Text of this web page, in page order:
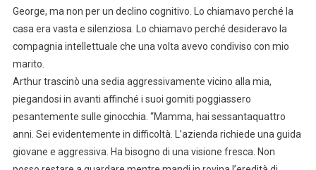
George, ma non per un declino cognitivo. Lo chiamavo perché la
casa era vasta e silenziosa. Lo chiamavo perché desideravo la
compagnia intellettuale che una volta avevo condiviso con mio
marito.
Arthur trascinò una sedia aggressivamente vicino alla mia,
piegandosi in avanti affinché i suoi gomiti poggiassero
pesantemente sulle ginocchia. “Mamma, hai sessantaquattro
anni. Sei evidentemente in difficoltà. L’azienda richiede una guida
giovane e aggressiva. Ha bisogno di una visione fresca. Non